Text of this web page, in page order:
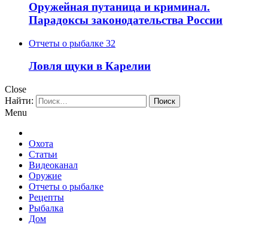
Оружейная путаница и криминал.
Парадоксы законодательства России
Отчеты о рыбалке 32
Ловля щуки в Карелии
Close
Найти:
Menu
Охота
Статьи
Видеоканал
Оружие
Отчеты о рыбалке
Рецепты
Рыбалка
Дом